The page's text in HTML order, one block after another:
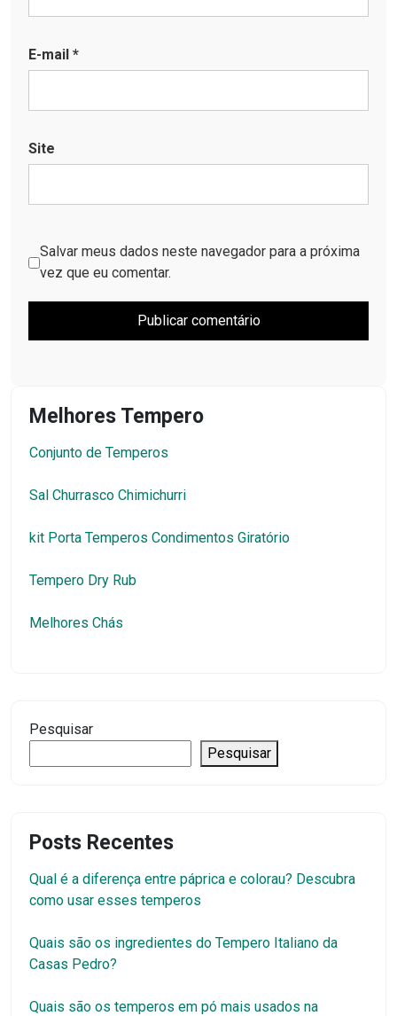
E-mail *
Site
Salvar meus dados neste navegador para a próxima
vez que eu comentar.
Melhores Tempero
Conjunto de Temperos
Sal Churrasco Chimichurri
kit Porta Temperos Condimentos Giratório
Tempero Dry Rub
Melhores Chás
Pesquisar
Pesquisar
Posts Recentes
Qual é a diferença entre páprica e colorau? Descubra
como usar esses temperos
Quais são os ingredientes do Tempero Italiano da
Casas Pedro?
Quais são os temperos em pó mais usados na